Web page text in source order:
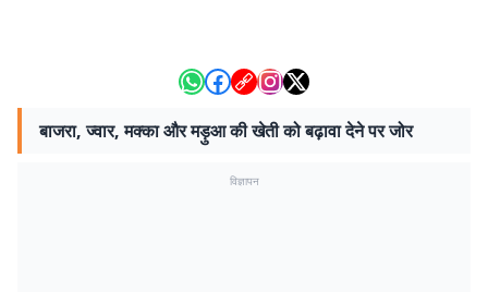
बाजरा, ज्वार, मक्का और मड़ुआ की खेती को बढ़ावा देने पर जोर
विज्ञापन